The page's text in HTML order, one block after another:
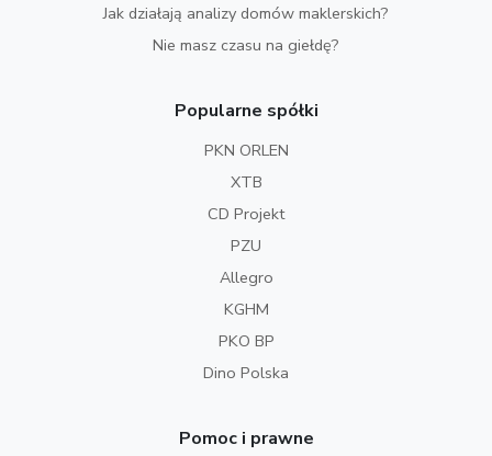
Jak działają analizy domów maklerskich?
Nie masz czasu na giełdę?
Popularne spółki
PKN ORLEN
XTB
CD Projekt
PZU
Allegro
KGHM
PKO BP
Dino Polska
Pomoc i prawne